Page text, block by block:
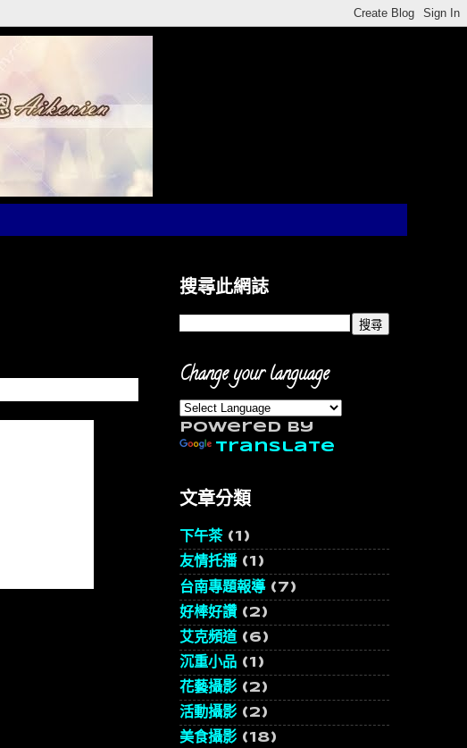
搜尋此網誌
Change your language
Powered by
Translate
文章分類
下午茶 (1)
友情托播 (1)
台南專題報導 (7)
好棒好讚 (2)
艾克頻道 (6)
沉重小品 (1)
花藝攝影 (2)
活動攝影 (2)
美食攝影 (18)